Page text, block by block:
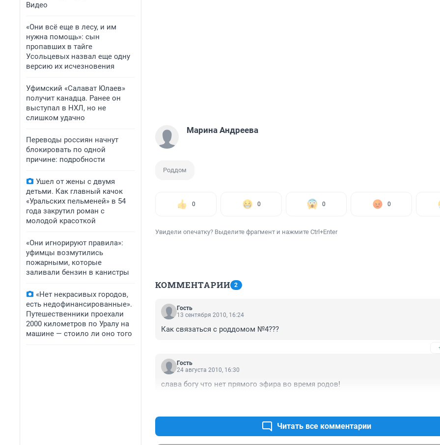
Видео
«Они всё еще в лесу, и им
нужна помощь»: сын
пропавших в тайге
Усольцевых назвал еще одну
версию их исчезновения
Уфимский «Салават Юлаев»
получит канадца. Ранее он
выступал в НХЛ, но не
слишком удачно
Переводы россиян начнут
блокировать по одной
причине: подробности
Ушел от жены с двумя
детьми. Как главный качок
«Уральских пельменей» в 54
года закрутил роман с
молодой красоткой
«Они игнорируют правила»:
уфимцы возмутились
пожарными, которые
заливали бензин в канистры
«Нет некрасивых городов,
есть недофинансированные».
Путешественники проехали
2000 километров по Уралу на
машине — стоило ли оно того
Марина Андреева
Роддом
0 0 0 0
Увидели опечатку? Выделите фрагмент и нажмите Ctrl+Enter
КОММЕНТАРИИ 2
Гость
13 сентября 2010, 16:24
Как связаться с роддомом №4???
Гость
24 августа 2010, 16:30
слава богу что нет прямого эфира во время родов!
Читать все комментарии